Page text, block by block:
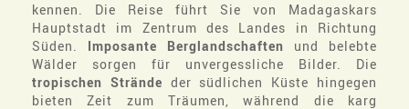
kennen. Die Reise führt Sie von Madagaskars
Hauptstadt im Zentrum des Landes in Richtung
Süden. Imposante Berglandschaften und belebte
Wälder sorgen für unvergessliche Bilder. Die
tropischen Strände der südlichen Küste hingegen
bieten Zeit zum Träumen, während die karg